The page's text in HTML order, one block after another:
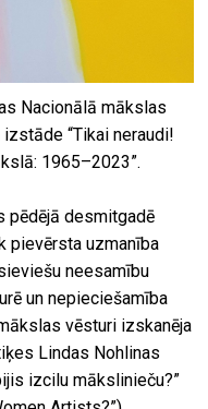
Nacionālā mākslas
“Tikai neraudi!
1965–2023”.
pēdējā desmitgadē
pievērsta uzmanība
neesamību
un nepieciešamība
vēsturi izskanēja
Lindas Nohlinas
izcilu mākslinieču?”